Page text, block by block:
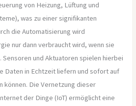
von Heizung, Lüftung und
was zu einer signifikanten
die Automatisierung wird
nur dann verbraucht wird, wenn sie
und Aktuatoren spielen hierbei
Daten in Echtzeit liefern und sofort auf
können. Die Vernetzung dieser
der Dinge (IoT) ermöglicht eine